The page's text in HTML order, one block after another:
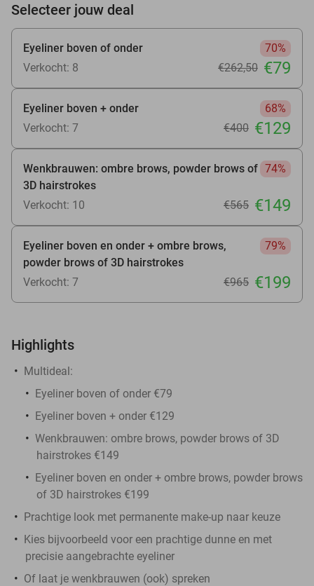
Selecteer jouw deal
Eyeliner boven of onder
70%
Verkocht: 8
€262,50 €79
Eyeliner boven + onder
68%
Verkocht: 7
€400 €129
Wenkbrauwen: ombre brows, powder brows of
3D hairstrokes
74%
Verkocht: 10 €565 €149
Eyeliner boven en onder + ombre brows,
powder brows of 3D hairstrokes
79%
Verkocht: 7 €965 €199
Highlights
Multideal:
Eyeliner boven of onder €79
Eyeliner boven + onder €129
Wenkbrauwen: ombre brows, powder brows of 3D
hairstrokes €149
Eyeliner boven en onder + ombre brows, powder brows
of 3D hairstrokes €199
Prachtige look met permanente make-up naar keuze
Kies bijvoorbeeld voor een prachtige dunne en met
precisie aangebrachte eyeliner
Of laat je wenkbrauwen (ook) spreken